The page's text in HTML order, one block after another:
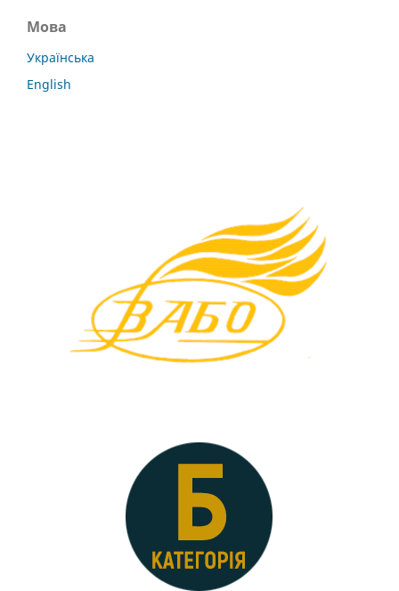
Мова
Українська
English